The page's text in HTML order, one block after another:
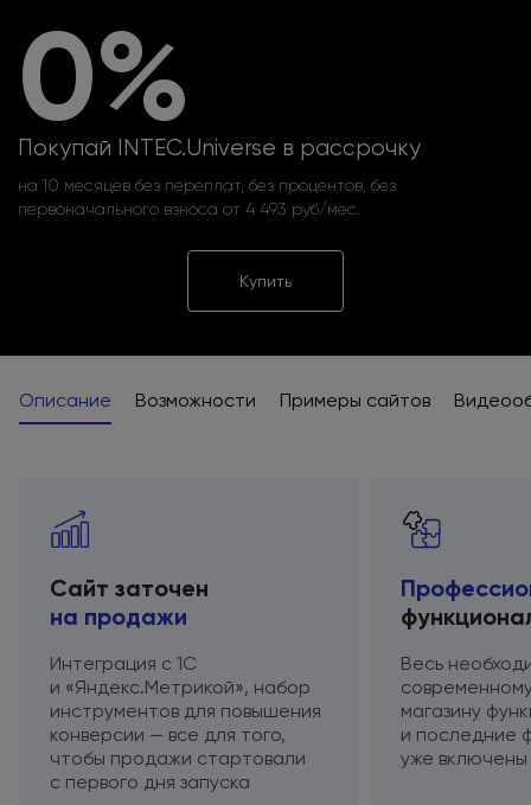
0%
Покупай INTEC.Universe в рассрочку
на 10 месяцев без переплат, без процентов, без
первоначального взноса от 4 493 руб/мес.
Купить
Описание Возможности Примеры сайтов
Сайт заточен
на продажи
Интеграция с 1С
и «Яндекс.Метрикой», набор
инструментов для повышения
конверсии — все для того,
чтобы продажи стартовали
с первого дня запуска
Весь
магазину
и последние
уже включены